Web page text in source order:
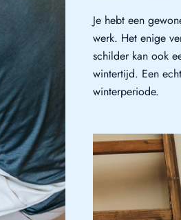
Je hebt een
werk. Het enige
schilder kan ook
wintertijd. Een
winterperiode.